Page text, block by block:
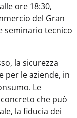
ore 18:30,
del Gran
seminario tecnico
la sicurezza
per le aziende, in
Le
che può
la fiducia dei